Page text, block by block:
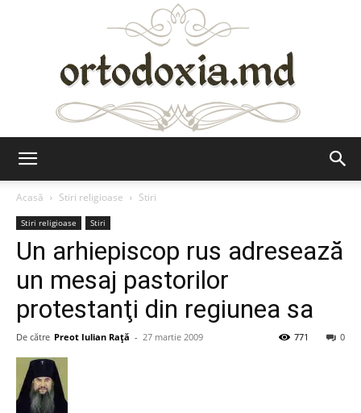
Acasă
Stiri religioase Stiri
Stiri religioase Stiri
Un arhiepiscop rus adresează
un mesaj pastorilor
protestanţi din regiunea sa
De către Preot Iulian Raţă - 27 martie 2009 0
771